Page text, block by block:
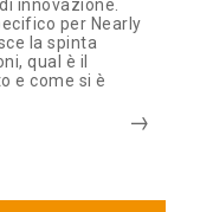
innovazione.
per Nearly
la spinta
qual è il
e come si è